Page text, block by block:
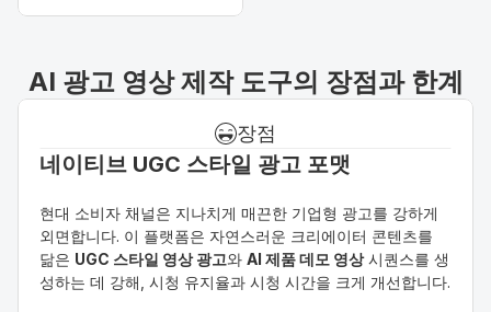
감을 유지하세요. APOB
AI 같은 도구를 사용하면
청자의 시선을 사로잡는
고품질 시각 자료를 만들
수 있습니다.
AI 광고 영상 제작 도구의 장점과 한계
장점
네이티브 UGC 스타일 광고 포맷
현대 소비자 채널은 지나치게 매끈한 기업형 광고를 강하게
외면합니다. 이 플랫폼은 자연스러운 크리에이터 콘텐츠를
닮은 UGC 스타일 영상 광고와 AI 제품 데모 영상 시퀀스를 생
성하는 데 강해, 시청 유지율과 시청 시간을 크게 개선합니다.